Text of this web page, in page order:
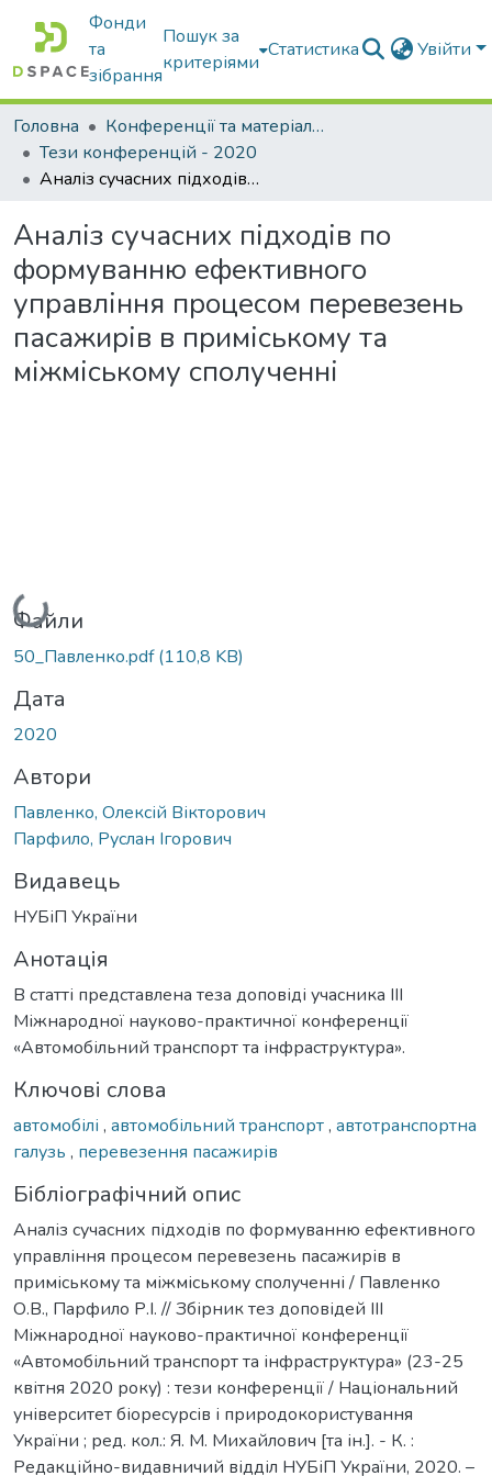
Фонди
та
зібрання
Пошук за
критеріями
Статистика Увійти
Головна
Конференції та матеріали конференцій
Тези конференцій - 2020
Аналіз сучасних підходів по формуванню ефективного управління процесом перевезень пасажирів в приміському та міжміському сполученні
Аналіз сучасних підходів по
формуванню ефективного
управління процесом перевезень
пасажирів в приміському та
міжміському сполученні
Вантажиться...
Файли
50_Павленко.pdf(110,8 KB)
Дата
2020
Автори
Павленко, Олексій Вікторович
Парфило, Руслан Ігорович
Видавець
НУБіП України
Анотація
В статті представлена теза доповіді учасника ІІІ
Міжнародної науково-практичної конференції
«Автомобільний транспорт та інфраструктура».
Ключові слова
автомобілі , автомобільний транспорт, автотранспортна
галузь , перевезення пасажирів
Бібліографічний опис
Аналіз сучасних підходів по формуванню ефективного
управління процесом перевезень пасажирів в
приміському та міжміському сполученні / Павленко
О.В., Парфило Р.І. // Збірник тез доповідей ІІІ
Міжнародної науково-практичної конференції
«Автомобільний транспорт та інфраструктура» (23-25
квітня 2020 року) : тези конференції / Національний
університет біоресурсів і природокористування
України ; ред. кол.: Я. М. Михайлович [та ін.]. - К. :
Редакційно-видавничий відділ НУБіП України, 2020. –